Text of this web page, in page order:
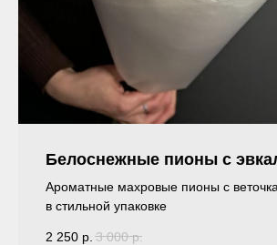
Белоснежные пионы с
Ароматные махровые пионы с
в стильной упаковке
2 250 р. 3 000 р.